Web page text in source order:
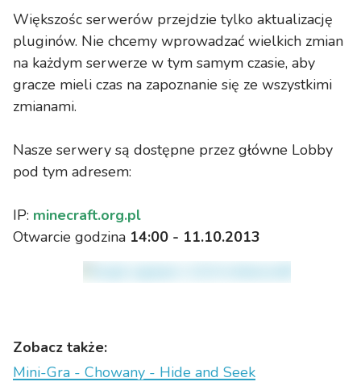
Większośc serwerów przejdzie tylko aktualizację
pluginów. Nie chcemy wprowadzać wielkich zmian
na każdym serwerze w tym samym czasie, aby
gracze mieli czas na zapoznanie się ze wszystkimi
zmianami.
Nasze serwery są dostępne przez główne Lobby
pod tym adresem:
IP: minecraft.org.pl
Otwarcie godzina 14:00 - 11.10.2013
Zobacz także:
Mini-Gra - Chowany - Hide and Seek